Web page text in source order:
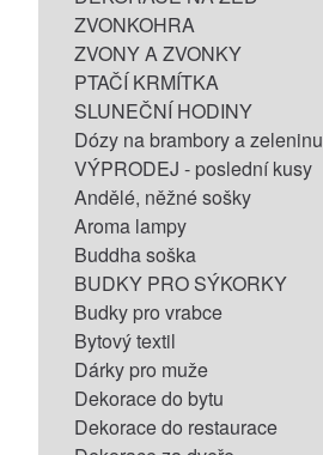
ZVONKOHRA
ZVONY A ZVONKY
PTAČÍ KRMÍTKA
SLUNEČNÍ HODINY
Dózy na brambory a zeleninu
VÝPRODEJ - poslední kusy
Andělé, něžné sošky
Aroma lampy
Buddha soška
BUDKY PRO SÝKORKY
Budky pro vrabce
Bytový textil
Dárky pro muže
Dekorace do bytu
Dekorace do restaurace